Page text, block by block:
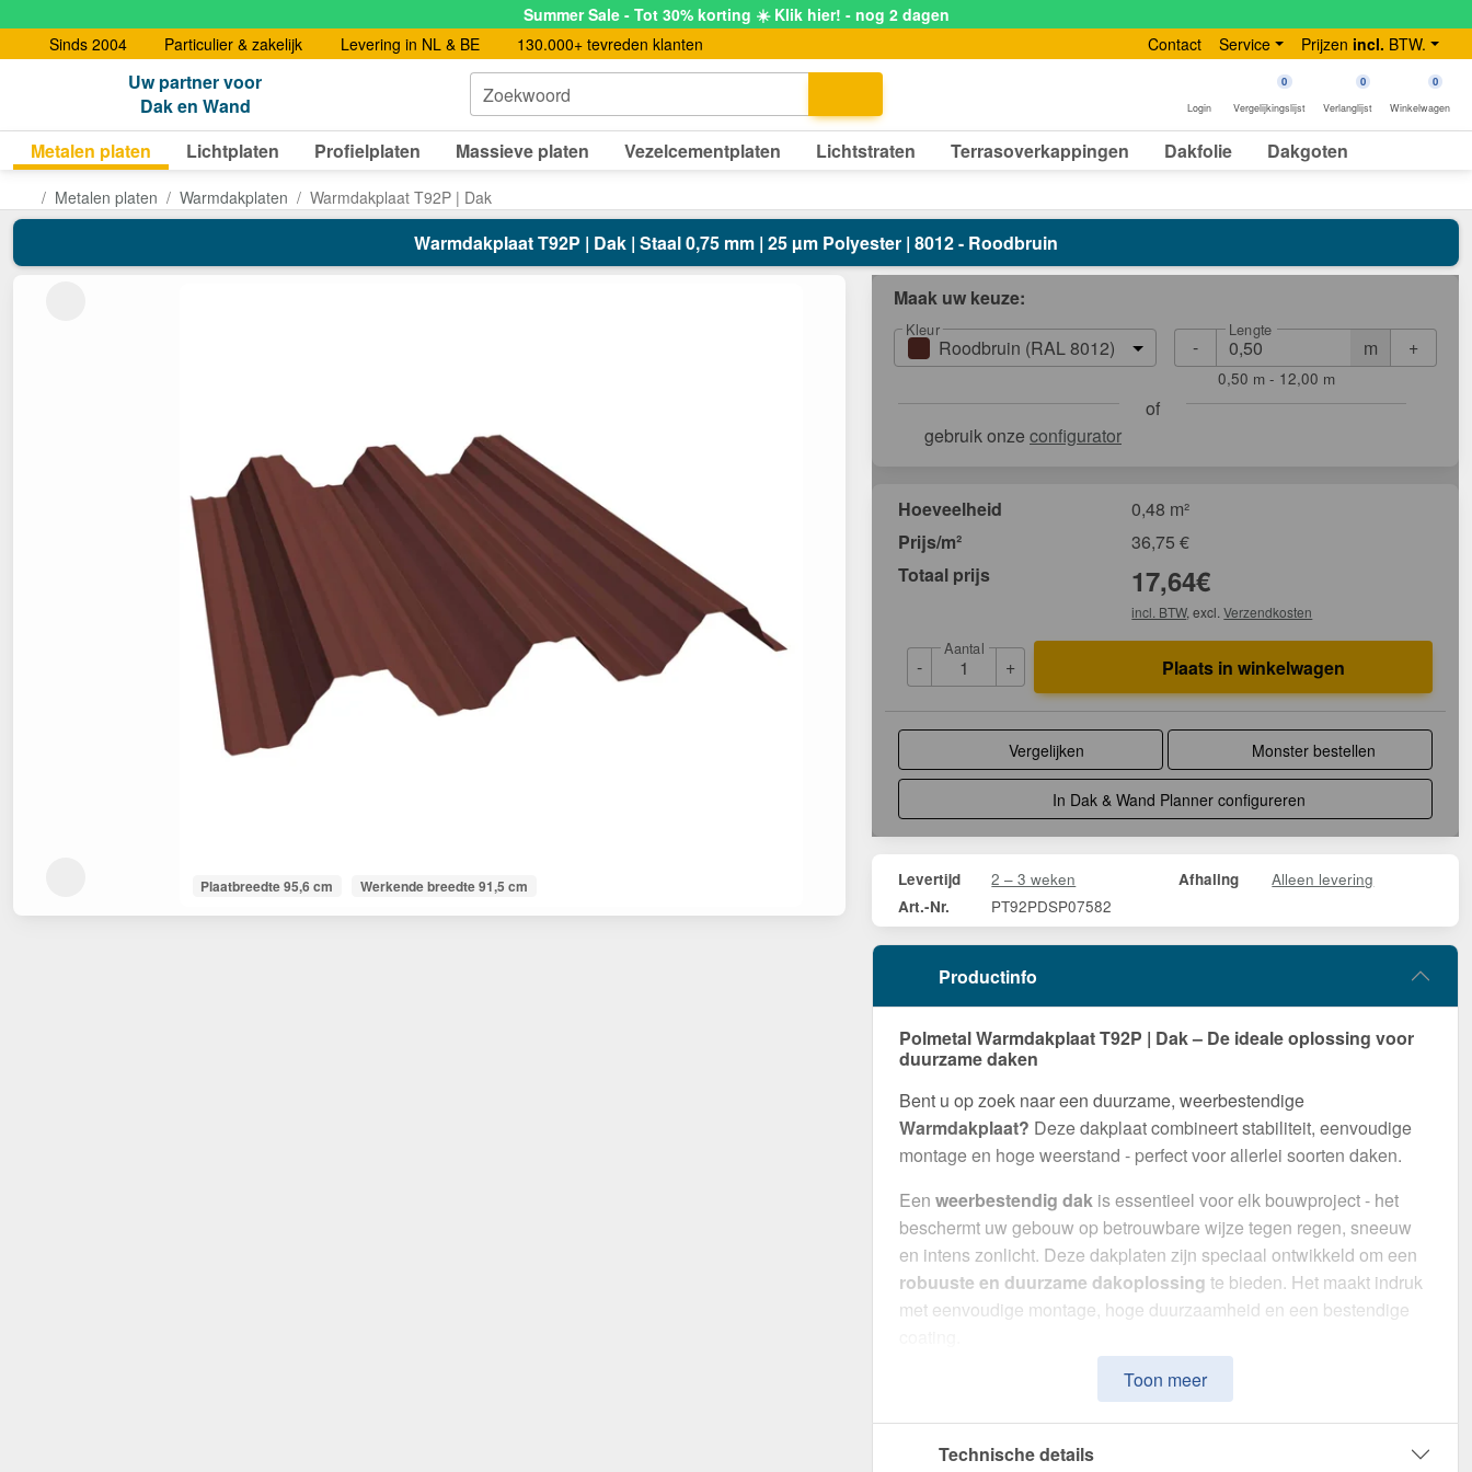
Summer Sale - Tot 30% korting ☀️ Klik hier! - nog 2 dagen
Sinds 2004
Particulier & zakelijk Levering in NL & BE 130.000+ tevreden klanten Contact Service Prijzen incl. BTW.
Uw partner voor
Dak en Wand
Zoekwoord
Login
0
Vergelijkingslijst
0
Verlanglijst
0
Winkelwagen
Metalen platen Lichtplaten Profielplaten Massieve platen Vezelcementplaten Lichtstraten Terrasoverkappingen Dakfolie Dakgoten
Metalen platen Warmdakplaten Warmdakplaat T92P | Dak
Warmdakplaat T92P | Dak | Staal 0,75 mm | 25 µm Polyester | 8012 - Roodbruin
Plaatbreedte 95,6 cm Werkende breedte 91,5 cm
Maak uw keuze:
Kleur
Roodbruin (RAL 8012) - m
Lengte
+
0,50 m - 12,00 m
of
gebruik onze configurator
Hoeveelheid
0,48 m²
Prijs/m²
36,75 €
Totaal prijs
17,64€
incl. BTW, excl.Verzendkosten
-
Aantal
+ Plaats in winkelwagen
Vergelijken Monster bestellen
In Dak & Wand Planner configureren
Levertijd 2 – 3 weken Afhaling Alleen levering
Art.-Nr. PT92PDSP07582
Productinfo
Polmetal Warmdakplaat T92P | Dak – De ideale oplossing voor
duurzame daken
Bent u op zoek naar een duurzame, weerbestendige
Warmdakplaat? Deze dakplaat combineert stabiliteit, eenvoudige
montage en hoge weerstand - perfect voor allerlei soorten daken.
Een weerbestendig dak is essentieel voor elk bouwproject - het
beschermt uw gebouw op betrouwbare wijze tegen regen, sneeuw
en intens zonlicht. Deze dakplaten zijn speciaal ontwikkeld om een
robuuste en duurzame dakoplossing te bieden. Het maakt indruk
met eenvoudige montage, hoge duurzaamheid en een bestendige
materiaaldikte van 0,75 mm
een robuuste dakoplossing. Deplaatbreedte van 95,6 cm
efficiënte montage mogelijk. Dankzij de
in
Toon meer
Technische details